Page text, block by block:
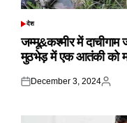
POSTED
देश
जम्मू&कश्मीर में
मुठभेड़ में एक आतंकी को
Posted
December 3, 2024
Posted